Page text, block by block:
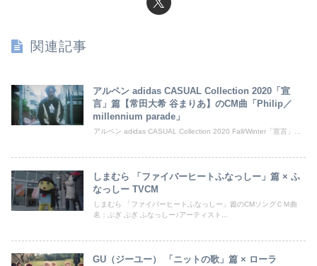
関連記事
アルペン adidas CASUAL Collection 2020「宣
言」篇【常田大希 谷まりあ】のCM曲「Philip／
millennium parade」
アルペン adidas CASUAL Collection 2020 Fall/Winter「宣言」...
しまむら 「ファイバーヒートふなっしー」篇 × ふ
なっしー TVCM
しまむら 「ファイバーヒートふなっしー」篇のCMソングＣＭ曲
名：ぶぎ ぶぎ ふなっしー♪アーティスト...
GU（ジーユー） 「ニットの歌」篇 × ローラ